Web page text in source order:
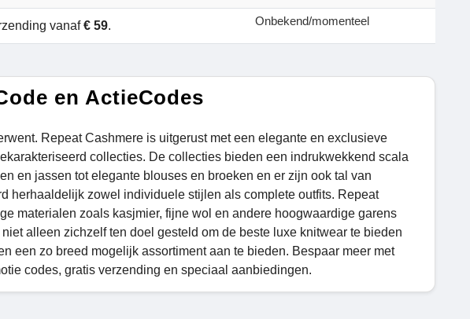
vanaf€ 59. Onbekend/momenteel
en ActieCodes
Repeat Cashmere is uitgerust met een elegante en exclusieve
collecties. De collecties bieden een indrukwekkend scala
en jassen tot elegante blouses en broeken en er zijn ook tal van
herhaaldelijk zowel individuele stijlen als complete outfits. Repeat
materialen zoals kasjmier, fijne wol en andere hoogwaardige garens
alleen zichzelf ten doel gesteld om de beste luxe knitwear te bieden
een zo breed mogelijk assortiment aan te bieden. Bespaar meer met
codes, gratis verzending en speciaal aanbiedingen.